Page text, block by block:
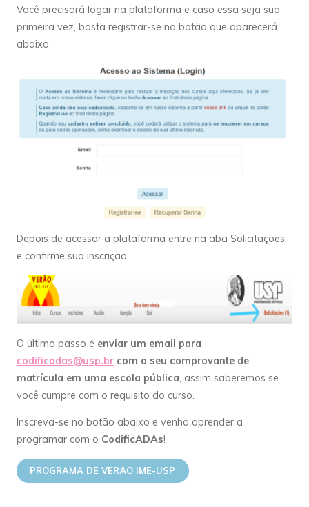
Você precisará logar na plataforma e caso essa seja sua
primeira vez, basta registrar-se no botão que aparecerá
abaixo.
Depois de acessar a plataforma entre na aba Solicitações
e confirme sua inscrição.
O último passo é enviar um email para
codificadas@usp.br com o seu comprovante de
matrícula em uma escola pública , assim saberemos se
você cumpre com o requisito do curso.
Inscreva-se no botão abaixo e venha aprender a
programar com o CodificADAs!
PROGRAMA DE VERÃO IME-USP